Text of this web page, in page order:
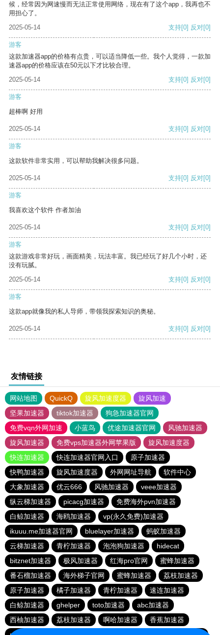
候，经常因为网速慢而无法正常使用网络，现在有了这个app，我再也不
用担心了。
2025-05-14
支持[0] 反对[0]
游客
这款加速器app的价格有点贵，可以适当降低一些。我个人觉得，一款加
速器app的价格应该在50元以下才比较合理。
2025-05-14
支持[0] 反对[0]
游客
超棒啊 好用
2025-05-14 支持[0] 反对[0]
游客
这款软件非常实用，可以帮助我解决很多问题。
2025-05-14 支持[0] 反对[0]
游客
我喜欢这个软件 作者加油
2025-05-14 支持[0] 反对[0]
游客
这款游戏非常好玩，画面精美，玩法丰富。我已经玩了好几个小时，还
没有玩腻。
2025-05-14
支持[0] 反对[0]
游客
这款app就像我的私人导师，带领我探索知识的奥秘。
2025-05-14 支持[0] 反对[0]
友情链接
网站地图 QuickQ 旋风加速度器
旋风加速
坚果加速器
tiktok加速器
狗急加速器官网
免费vqn外网加速
小蓝鸟 优途加速器官网
风驰加速器
旋风加速器
免费vps加速器外网苹果版
旋风加速度器
快连加速器
快连加速器官网入口
原子加速器
快鸭加速器
旋风加速度器 外网网址导航
软件中心
大象加速器
优云666 风驰加速器
veee加速器
纵云梯加速器
picacg加速器
免费海外pvn加速器
白鲸加速器
海鸥加速器
vp(永久免费)加速器
ikuuu.me加速器官网
bluelayer加速器
蚂蚁加速器
云梯加速器
青柠加速器 泡泡狗加速器
hidecat
bitznet加速器
极风加速器 红海pro官网
蜜蜂加速器
番石榴加速器
海外梯子官网 蜜蜂加速器
荔枝加速器
原子加速器
橘子加速器 青柠加速器
速连加速器
白鲸加速器
ghelper toto加速器
abc加速器
西柚加速器
荔枝加速器 啊哈加速器
香蕉加速器